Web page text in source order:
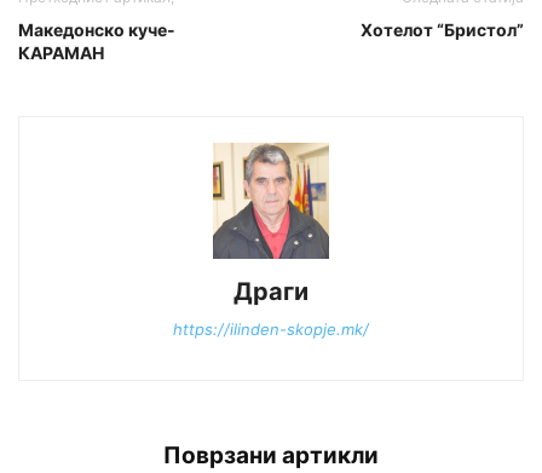
Македонско куче-
КАРАМАН
Хотелот “Бристол”
Драги
https://ilinden-skopje.mk/
Поврзани артикли